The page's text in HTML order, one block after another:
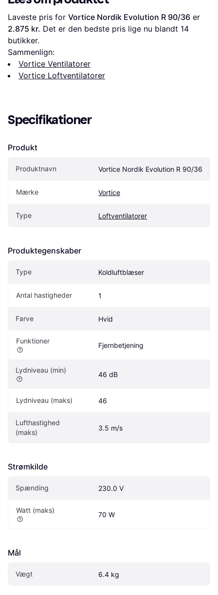
Laveste pris for Vortice Nordik Evolution R 90/36
2.875 kr. Det er den bedste pris lige nu blandt 14
butikker.
Sammenlign:
Vortice Ventilatorer
Vortice Loftventilatorer
Specifikationer
Produkt
Produktnavn Vortice Nordik Evolution R 90/36
Mærke Vortice
Type Loftventilatorer
Produktegenskaber
Type Koldluftblæser
Antal hastigheder 1
Farve Hvid
Funktioner
Fjernbetjening
Lydniveau (min)
46 dB
Lydniveau (maks) 46
Lufthastighed
(maks)
3.5 m/s
Strømkilde
Spænding 230.0 V
Watt (maks)
70 W
Mål
Vægt 6.4 kg